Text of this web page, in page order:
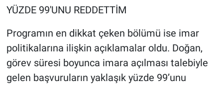
YÜZDE 99'UNU REDDETTİM
Programın en dikkat çeken bölümü ise imar
politikalarına ilişkin açıklamalar oldu. Doğan,
görev süresi boyunca imara açılması talebiyle
gelen başvuruların yaklaşık yüzde 99’unu